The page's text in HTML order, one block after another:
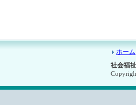
ホーム
社会福